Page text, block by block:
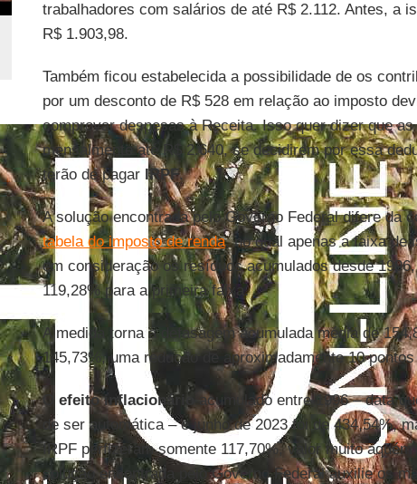
trabalhadores com salários de até R$ 2.112. Antes, a
R$ 1.903,98.
Também ficou estabelecida a possibilidade de os
por um desconto de R$ 528 em relação ao imposto
comprovar despesas à Receita. Isso quer dizer que
mensalmente até R$ 2.640, se decidirem por essa
terão de pagar IRPF.
A solução encontrada pelo Governo Federal difere da
tabela do imposto de renda, no qual apenas a faixa de
em consideração os resíduos acumulados desde
119,28% para a primeira faixa.
A medida torna a defasagem acumulada média de
145,73%, uma redução de aproximadamente 10
O efeito inflacionário
acumulado entre 1996 – data
de ser automática – e junho de 2023 foi de 434,54%,
IRPF perfizeram somente 117,70%, valor muito
solução encontrada pelo Governo Federal auxilie os